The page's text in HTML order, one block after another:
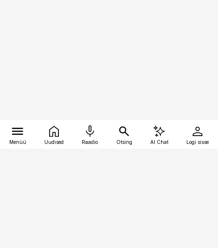
Menüü Uudised Raadio Otsing AI Chat Logi sisse